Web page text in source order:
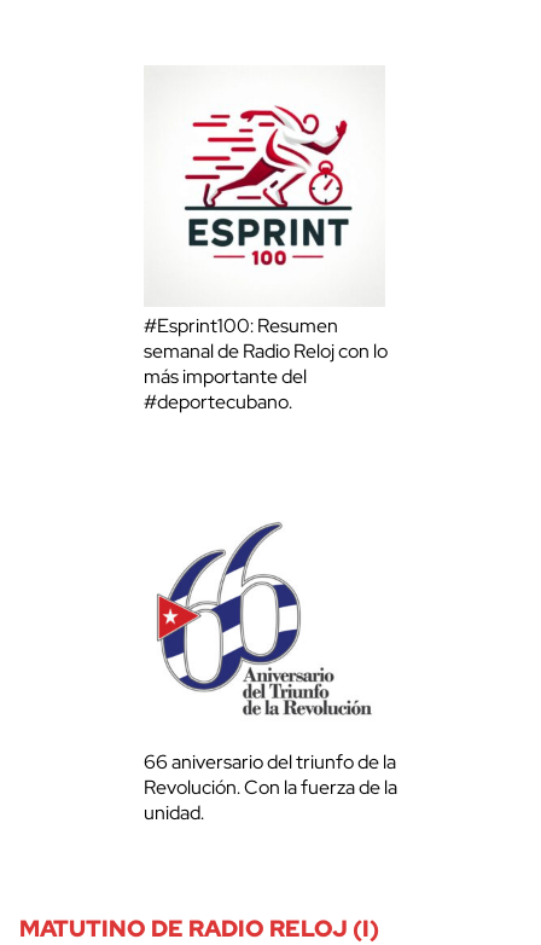
#Esprint100: Resumen
semanal de Radio Reloj con lo
más importante del
#deportecubano.
66 aniversario del triunfo de la
Revolución. Con la fuerza de la
unidad.
MATUTINO DE RADIO RELOJ (I)